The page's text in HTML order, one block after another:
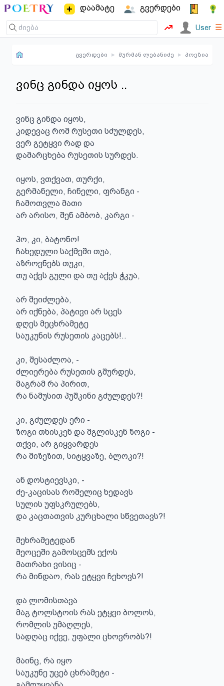
დაამატე გვერდები
User ☰
გვერდები ▸ მურმან ლებანიძე ▸ პოეზია
ვინც გინდა იყოს ..
ვინც გინდა იყოს,
კიდევაც რომ რუსეთი სძულდეს,
ვერ გეტყვი რად და
დამარცხება რუსეთის სურდეს.
იყოს, ვთქვათ, თურქი,
გერმანელი, ჩინელი, ფრანგი -
ჩამოთვლა მათი
არ არისო, შენ ამბობ, კარგი -
ჰო, კი, ბატონო!
ჩახედული საქმეში თუა,
აზროვნებს თუკი,
თუ აქვს გული და თუ აქვს ჭკუა,
არ შეიძლება,
არ იქნება, პატივი არ სცეს
დღეს მეცხრამეტე
საუკუნის რუსეთის კაცებს!..
კი, შესაძლოა, -
ძლიერება რუსეთის გშურდეს,
მაგრამ რა პირით,
რა ნამუსით პუშკინი გძულდეს?!
კი, გძულდეს ერი -
ზოგი თხისკენ და მგლისკენ ზოგი -
თქვი, არ გიყვარდეს
რა მიზეზით, სიტყვაზე, ბლოკი?!
ან დოსტიევსკი, -
ძე-კაცისას რომელიც ხედავს
სულის უფსკრულებს,
და კაცთათვის კურცხალი სწვეთავს?!
მეხრამეტედან
მეოცეში გამოსცემს ექოს
მათრახი ვისიც -
რა მინდაო, რას ეტყვი ჩეხოვს?!
და ლომისთავა
მაგ ტოლსტოის რას ეტყვი ბოლოს,
რომლის უმაღლეს,
სადღაც იქვე, უფალი ცხოვრობს?!
მაინც, რა იყო
საუკუნე უცებ ცხრამეტი -